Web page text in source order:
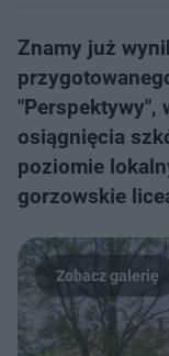
Znamy już
"Perspektywy",
osiągnięcia
poziomie
gorzowskie